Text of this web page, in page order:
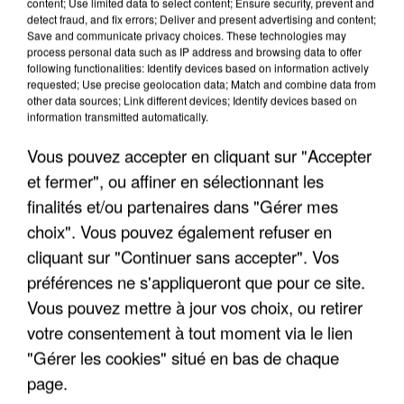
Taille maximum : 500 caractères
Votre CV
L'upload de fichier est limité à 2Mo pour les images et PDF et 5Mo pour les
Votre lettre de motivation
L'upload de fichier est limité à 2Mo pour les images et PDF et 5Mo pour les
audios.
Envoyer la candidature
detect fraud, and fix errors; Deliver and present advertising and content;
Save and communicate privacy choices. These technologies may
process personal data such as IP address and browsing data to offer
following functionalities: Identify devices based on information actively
requested; Use precise geolocation data; Match and combine data from
other data sources; Link different devices; Identify devices based on
information transmitted automatically.
Vous pouvez accepter en cliquant sur "Accepter
et fermer", ou affiner en sélectionnant les
finalités et/ou partenaires dans "Gérer mes
choix". Vous pouvez également refuser en
cliquant sur "Continuer sans accepter". Vos
préférences ne s'appliqueront que pour ce site.
Vous pouvez mettre à jour vos choix, ou retirer
votre consentement à tout moment via le lien
"Gérer les cookies" situé en bas de chaque
page.